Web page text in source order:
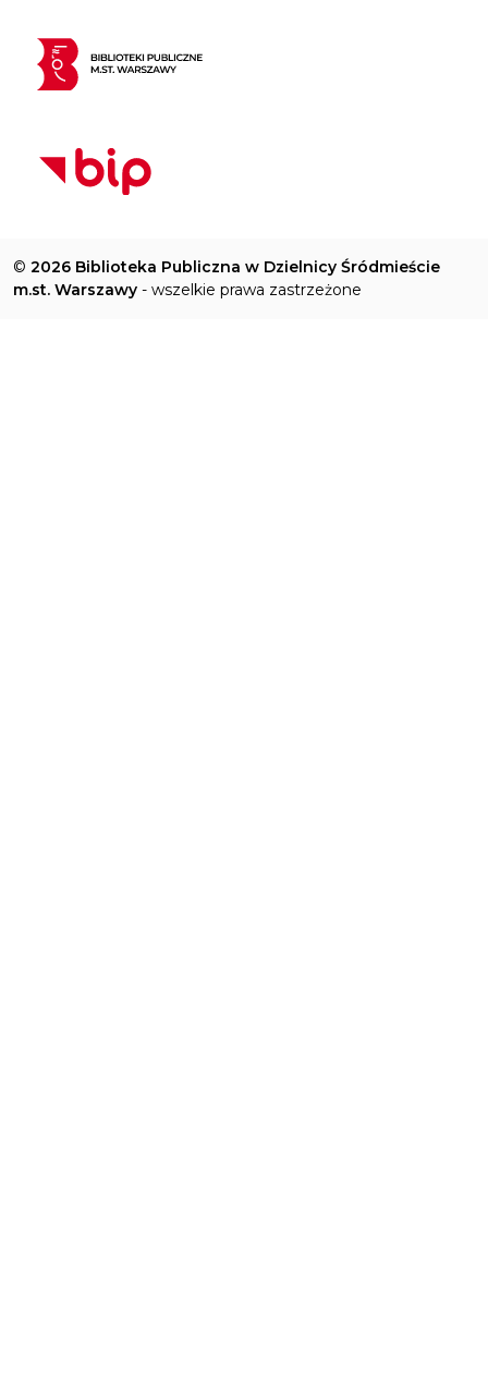
© 2026 Biblioteka Publiczna w Dzielnicy Śródmieście
m.st. Warszawy - wszelkie prawa zastrzeżone